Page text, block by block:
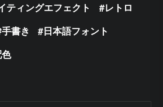
ティングエフェクト
レトロ
手書き
日本語フォント